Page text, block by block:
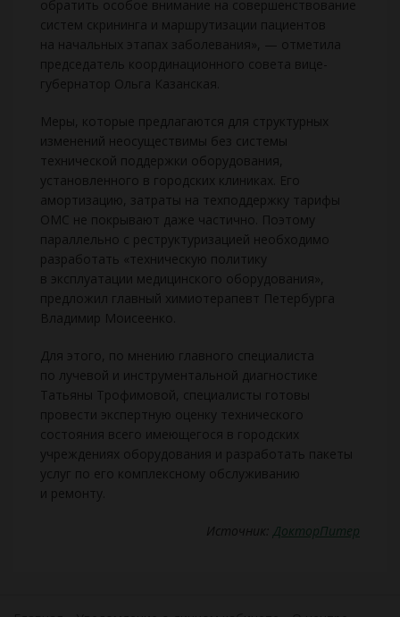
обратить особое внимание на совершенствование
систем скрининга и маршрутизации пациентов
на начальных этапах заболевания», — отметила
председатель координационного совета вице-
губернатор Ольга Казанская.
Меры, которые предлагаются для структурных
изменений неосуществимы без системы
технической поддержки оборудования,
установленного в городских клиниках. Его
амортизацию, затраты на техподдержку тарифы
ОМС не покрывают даже частично. Поэтому
параллельно с реструктуризацией необходимо
разработать «техническую политику
в эксплуатации медицинского оборудования»,
предложил главный химиотерапевт Петербурга
Владимир Моисеенко.
Для этого, по мнению главного специалиста
по лучевой и инструментальной диагностике
Татьяны Трофимовой, специалисты готовы
провести экспертную оценку технического
состояния всего имеющегося в городских
учреждениях оборудования и разработать пакеты
услуг по его комплексному обслуживанию
и ремонту.
Источник: ДокторПитер